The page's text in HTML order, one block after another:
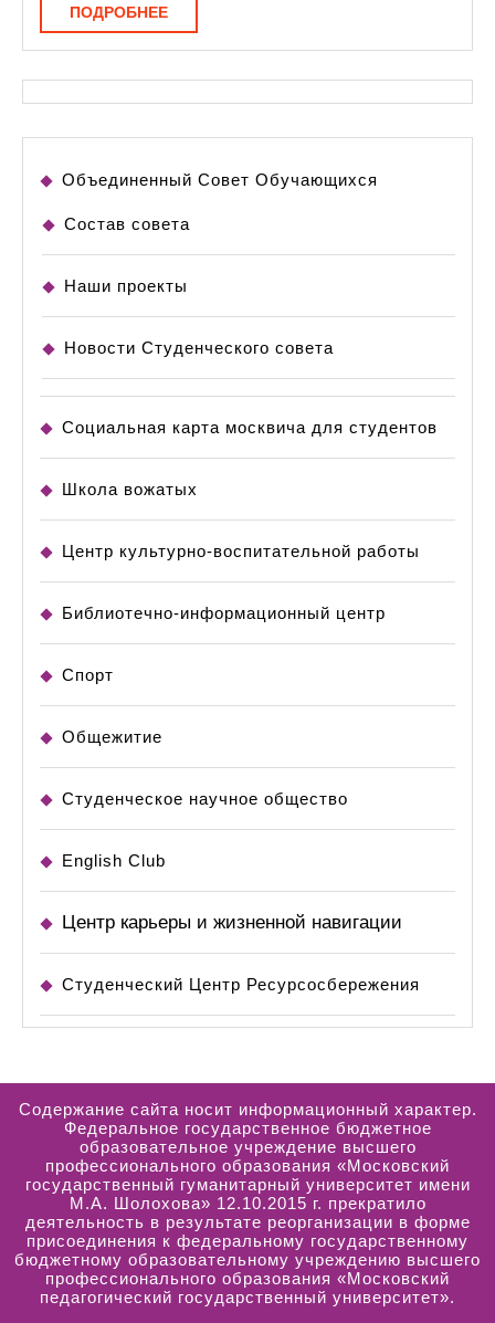
ПОДРОБНЕЕПОДРОБНЕЕ
Объединенный Совет Обучающихся
Состав совета
Наши проекты
Новости Студенческого совета
Социальная карта москвича для студентов
Школа вожатых
Центр культурно-воспитательной работы
Библиотечно-информационный центр
Спорт
Общежитие
Студенческое научное общество
English Club
Центр карьеры и жизненной навигации
Студенческий Центр Ресурсосбережения
Содержание сайта носит информационный характер.
Федеральное государственное бюджетное
образовательное учреждение высшего
профессионального образования «Московский
государственный гуманитарный университет имени
М.А. Шолохова» 12.10.2015 г. прекратило
деятельность в результате реорганизации в форме
присоединения к федеральному государственному
бюджетному образовательному учреждению высшего
профессионального образования «Московский
педагогический государственный университет».